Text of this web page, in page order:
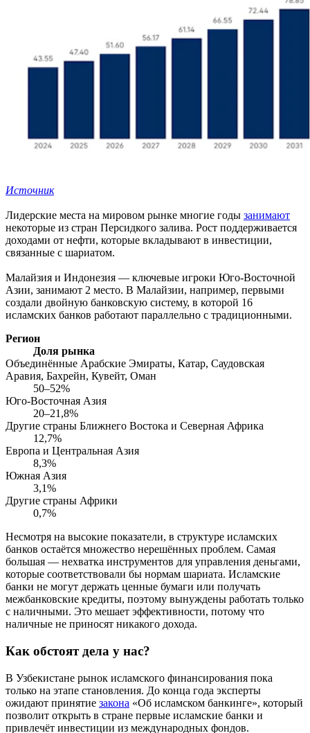
Источник
Лидерские места на мировом рынке многие годы занимают
некоторые из стран Персидкого залива. Рост поддерживается
доходами от нефти, которые вкладывают в инвестиции,
связанные с шариатом.
Малайзия и Индонезия — ключевые игроки Юго-Восточной
Азии, занимают 2 место. В Малайзии, например, первыми
создали двойную банковскую систему, в которой 16
исламских банков работают параллельно с традиционными.
Регион
Доля рынка
Объединённые Арабские Эмираты, Катар, Саудовская
Аравия, Бахрейн, Кувейт, Оман
50–52%
Юго-Восточная Азия
20–21,8%
Другие страны Ближнего Востока и Северная Африка
12,7%
Европа и Центральная Азия
8,3%
Южная Азия
3,1%
Другие страны Африки
0,7%
Несмотря на высокие показатели, в структуре исламских
банков остаётся множество нерешённых проблем. Самая
большая — нехватка инструментов для управления деньгами,
которые соответствовали бы нормам шариата. Исламские
банки не могут держать ценные бумаги или получать
межбанковские кредиты, поэтому вынуждены работать только
с наличными. Это мешает эффективности, потому что
наличные не приносят никакого дохода.
Как обстоят дела у нас?
В Узбекистане рынок исламского финансирования пока
только на этапе становления. До конца года эксперты
ожидают принятие закона «Об исламском банкинге», который
позволит открыть в стране первые исламские банки и
привлечёт инвестиции из международных фондов.